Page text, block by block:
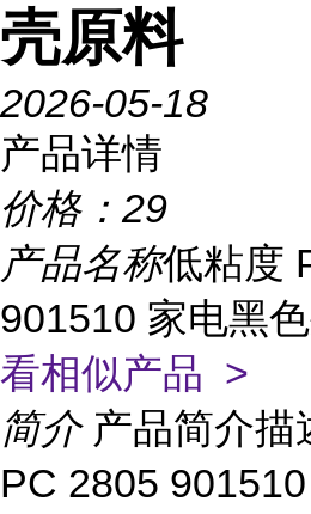
壳原料
2026-05-18
产品详情
价格： 29
产品名称低粘度
901510 家电黑
看相似产品 >
简介 产品简介描
PC 2805